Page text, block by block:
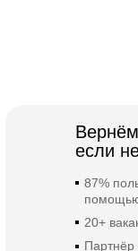
если
87%
20+
Партнёр